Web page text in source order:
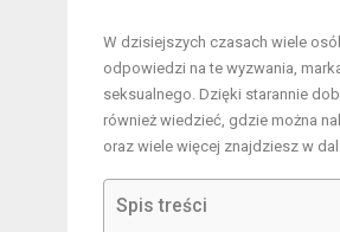
W dzisiejszych czasach wiele
odpowiedzi na te wyzwania,
seksualnego. Dzięki starannie
również wiedzieć, gdzie można
oraz wiele więcej znajdziesz w
Spis treści